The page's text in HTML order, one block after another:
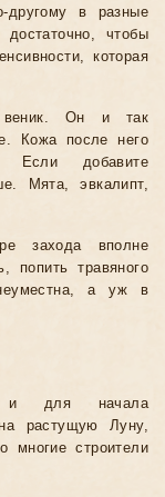
другому в разные
чтобы
которая
веник. Он и так
Кожа после него
Если добавите
Мята, эвкалипт,
захода вполне
попить травяного
а уж в
и для начала
растущую Луну,
многие строители